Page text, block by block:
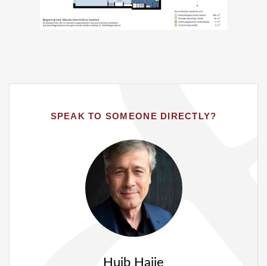
SPEAK TO SOMEONE DIRECTLY?
Huib Haije